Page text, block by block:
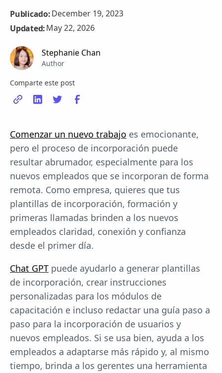
Publicado:December 19, 2023
Updated:May 22, 2026
Stephanie Chan
Author
Comparte este post
Comenzar un nuevo trabajo es emocionante,
pero el proceso de incorporación puede
resultar abrumador, especialmente para los
nuevos empleados que se incorporan de forma
remota. Como empresa, quieres que tus
plantillas de incorporación, formación y
primeras llamadas brinden a los nuevos
empleados claridad, conexión y confianza
desde el primer día.
Chat GPT puede ayudarlo a generar plantillas
de incorporación, crear instrucciones
personalizadas para los módulos de
capacitación e incluso redactar una guía paso a
paso para la incorporación de usuarios y
nuevos empleados. Si se usa bien, ayuda a los
empleados a adaptarse más rápido y, al mismo
tiempo, brinda a los gerentes una herramienta